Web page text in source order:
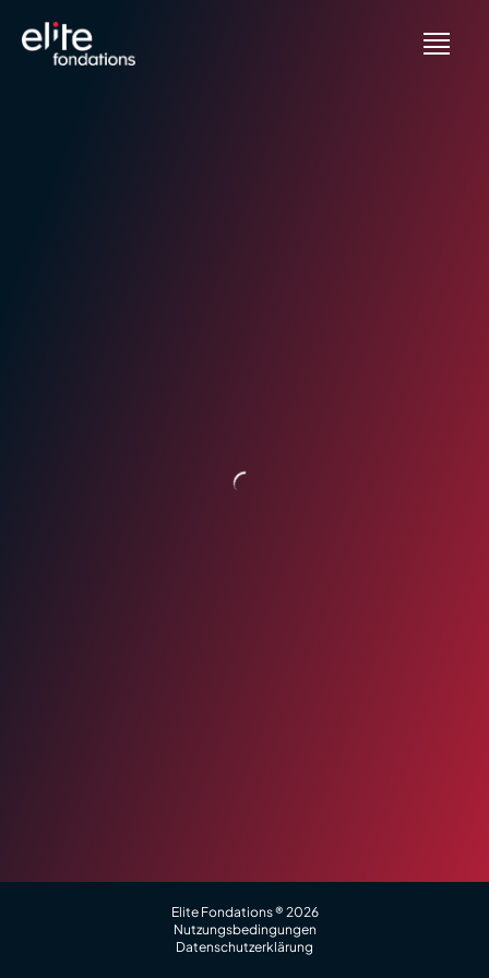
Elite Fondations ® 2026
Nutzungsbedingungen
Datenschutzerklärung